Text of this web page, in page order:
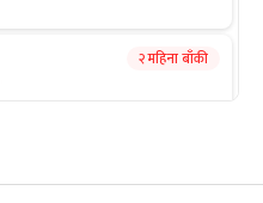
२ महिना बाँकी